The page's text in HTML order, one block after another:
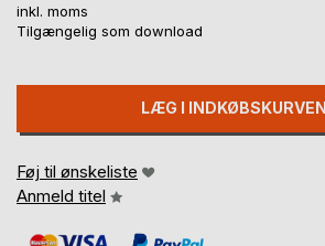
inkl. moms
Tilgængelig som download
LÆG I INDKØBSKURVEN
Føj til ønskeliste
Anmeld titel